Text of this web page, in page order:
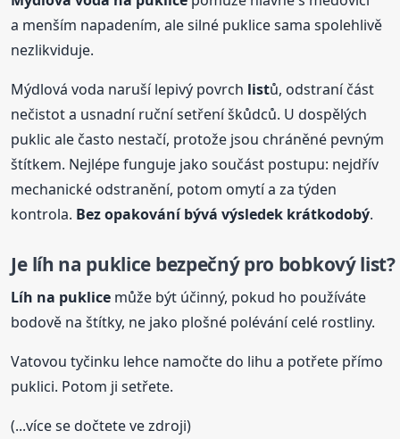
a menším napadením, ale silné puklice sama spolehlivě
nezlikviduje.
Mýdlová voda naruší lepivý povrch listů, odstraní část
nečistot a usnadní ruční setření škůdců. U dospělých
puklic ale často nestačí, protože jsou chráněné pevným
štítkem. Nejlépe funguje jako součást postupu: nejdřív
mechanické odstranění, potom omytí a za týden
kontrola. Bez opakování bývá výsledek krátkodobý.
Je líh na puklice bezpečný pro bobkovýlist?
Líh na puklice může být účinný, pokud ho používáte
bodově na štítky, ne jako plošné polévání celé rostliny.
Vatovou tyčinku lehce namočte do lihu a potřete přímo
puklici. Potom ji setřete.
(...více se dočtete ve zdroji)